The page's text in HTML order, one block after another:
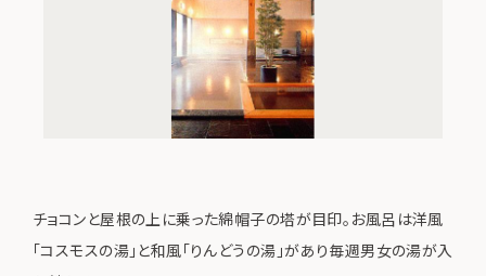
チョコンと屋根の上に乗った綿帽子の塔が目印。お風呂は洋風
「コスモスの湯」と和風「りんどうの湯」があり毎週男女の湯が入